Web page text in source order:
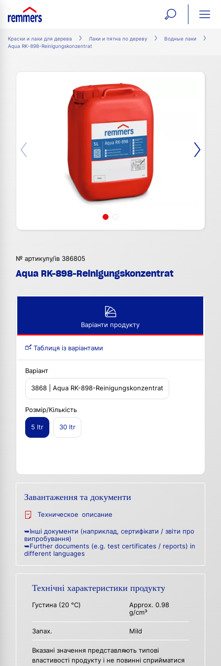
open
search
Краски и лаки для дерева Лаки и пятна по дереву
Водные лаки
Aqua RK-898-Reinigungskonzentrat
№ артикулу/ів 386805
Aqua RK-898-Reinigungskonzentrat
Варіанти продукту
Таблиця із варіантами
Варіант
3868 | Aqua RK-898-Reinigungskonzentrat
Розмір/Кількість
5 ltr 30 ltr
Завантаження та документи
Техническое описание
➥Інші документи (наприклад, сертифікати / звіти про
випробування)
➥Further documents (e.g. test certificates / reports) in
different languages
Технічні характеристики продукту
Густина (20 °C)
Approx. 0.98
g/cm³
Запах. Mild
Вказані значення представляють типові
властивості продукту і не повинні сприйматися